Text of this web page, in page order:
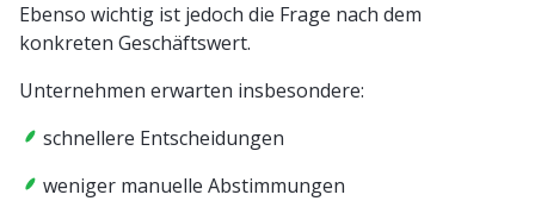
Ebenso wichtig ist jedoch die Frage nach dem
konkreten Geschäftswert.
Unternehmen erwarten insbesondere:
schnellere Entscheidungen
weniger manuelle Abstimmungen